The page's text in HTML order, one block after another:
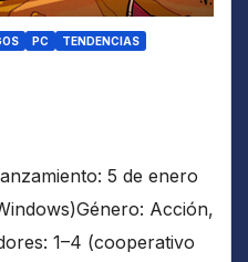
PC
TENDENCIAS
5 de enero
Acción,
1–4 (cooperativo